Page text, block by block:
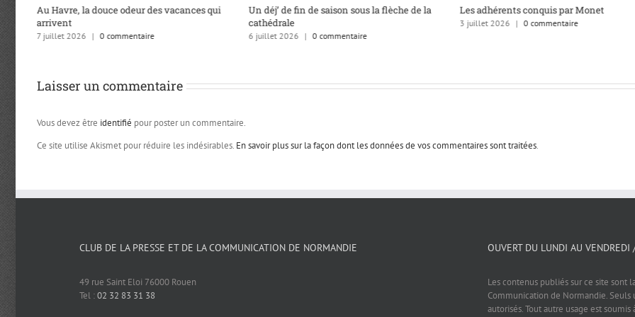
Au Havre, la douce odeur des vacances qui
arrivent
7 juillet 2026 | 0 commentaire
Un déj’ de fin de saison sous la flèche de la
cathédrale
6 juillet 2026 | 0 commentaire
Les adhérents conquis par Monet
3 juillet 2026 | 0 commentaire
Laisser un commentaire
Vous devez être identifié pour poster un commentaire.
Ce site utilise Akismet pour réduire les indésirables. En savoir plus sur la façon dont les données de vos commentaires sont traitées.
CLUB DE LA PRESSE ET DE LA COMMUNICATION DE NORMANDIE
49 rue Saint Eloi 76000 Rouen
Tel :02 32 83 31 38
OUVERT DU LUNDI AU
Les contenus publiés sur ce site sont
Communication de Normandie.
autorisés. Tout autre usage est